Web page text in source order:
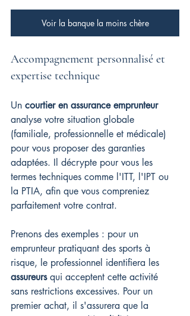
Voir la banque la moins chère
Accompagnement personnalisé et
expertise technique
Un courtier en assurance emprunteur
analyse votre situation globale
(familiale, professionnelle et médicale)
pour vous proposer des garanties
adaptées. Il décrypte pour vous les
termes techniques comme l'ITT, l'IPT ou
la PTIA, afin que vous compreniez
parfaitement votre contrat.
Prenons des exemples : pour un
emprunteur pratiquant des sports à
risque, le professionnel identifiera les
assureurs qui acceptent cette activité
sans restrictions excessives. Pour un
premier achat, il s'assurera que la